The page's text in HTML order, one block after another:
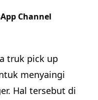
Channel
truk pick up
menyaingi
Hal tersebut di